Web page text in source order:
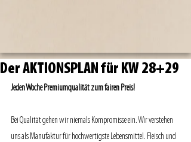
Der AKTIONSPLAN für KW 28+29
Jeden Woche Premiumqualität zum fairen Preis!
Bei Qualität gehen wir niemals Kompromisse ein. Wir verstehen
uns als Manufaktur für hochwertigste Lebensmittel. Fleisch und